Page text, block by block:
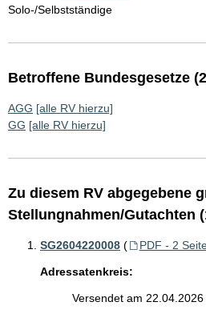
Solo-/Selbstständige
Betroffene Bundesgesetze
AGG [alle RV hierzu]
GG [alle RV hierzu]
Zu diesem RV abgegebene
Stellungnahmen/Gutachten
SG2604220008 ( PDF - 2
Adressatenkreis:
Versendet am 22.04.2026